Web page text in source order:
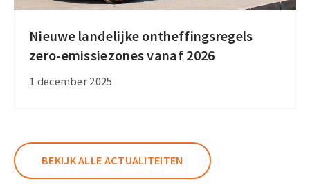
Nieuwe landelijke ontheffingsregels
zero-emissiezones vanaf 2026
1 december 2025
Nieuwe
landelijke
ontheffingsregels
BEKIJK ALLE ACTUALITEITEN